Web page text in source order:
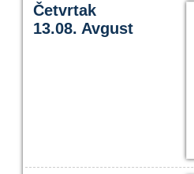
Četvrtak
13.08. Avgust